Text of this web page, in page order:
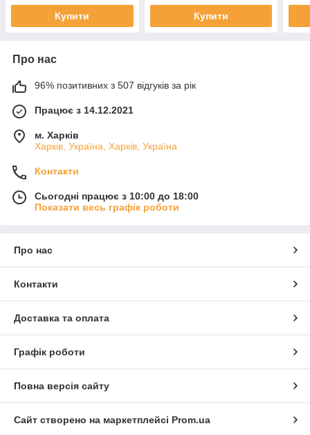
Купити Купити
Про нас
96% позитивних з 507 відгуків за рік
Працює з 14.12.2021
м. Харків
Харків, Україна, Харків, Україна
Контакти
Сьогодні працює з 10:00 до 18:00
Показати весь графік роботи
Про нас
Контакти
Доставка та оплата
Графік роботи
Повна версія сайту
Сайт створено на маркетплейсі Prom.ua